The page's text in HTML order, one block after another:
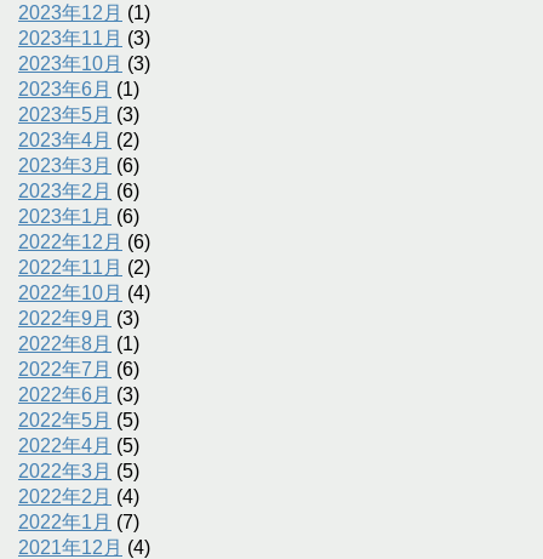
2023年12月 (1)
2023年11月 (3)
2023年10月 (3)
2023年6月 (1)
2023年5月 (3)
2023年4月 (2)
2023年3月 (6)
2023年2月 (6)
2023年1月 (6)
2022年12月 (6)
2022年11月 (2)
2022年10月 (4)
2022年9月 (3)
2022年8月 (1)
2022年7月 (6)
2022年6月 (3)
2022年5月 (5)
2022年4月 (5)
2022年3月 (5)
2022年2月 (4)
2022年1月 (7)
2021年12月 (4)